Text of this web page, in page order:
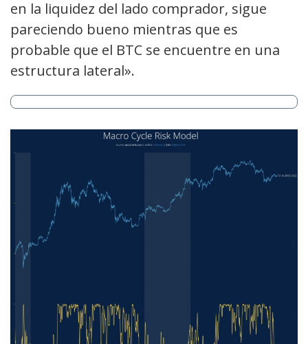
en la liquidez del lado comprador, sigue
pareciendo bueno mientras que es
probable que el BTC se encuentre en una
estructura lateral».